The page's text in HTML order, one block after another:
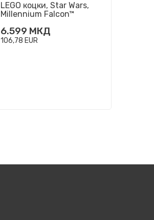
LEGO коцки, Star Wars,
Millennium Falcon™
6.599 МКД
106,78 EUR